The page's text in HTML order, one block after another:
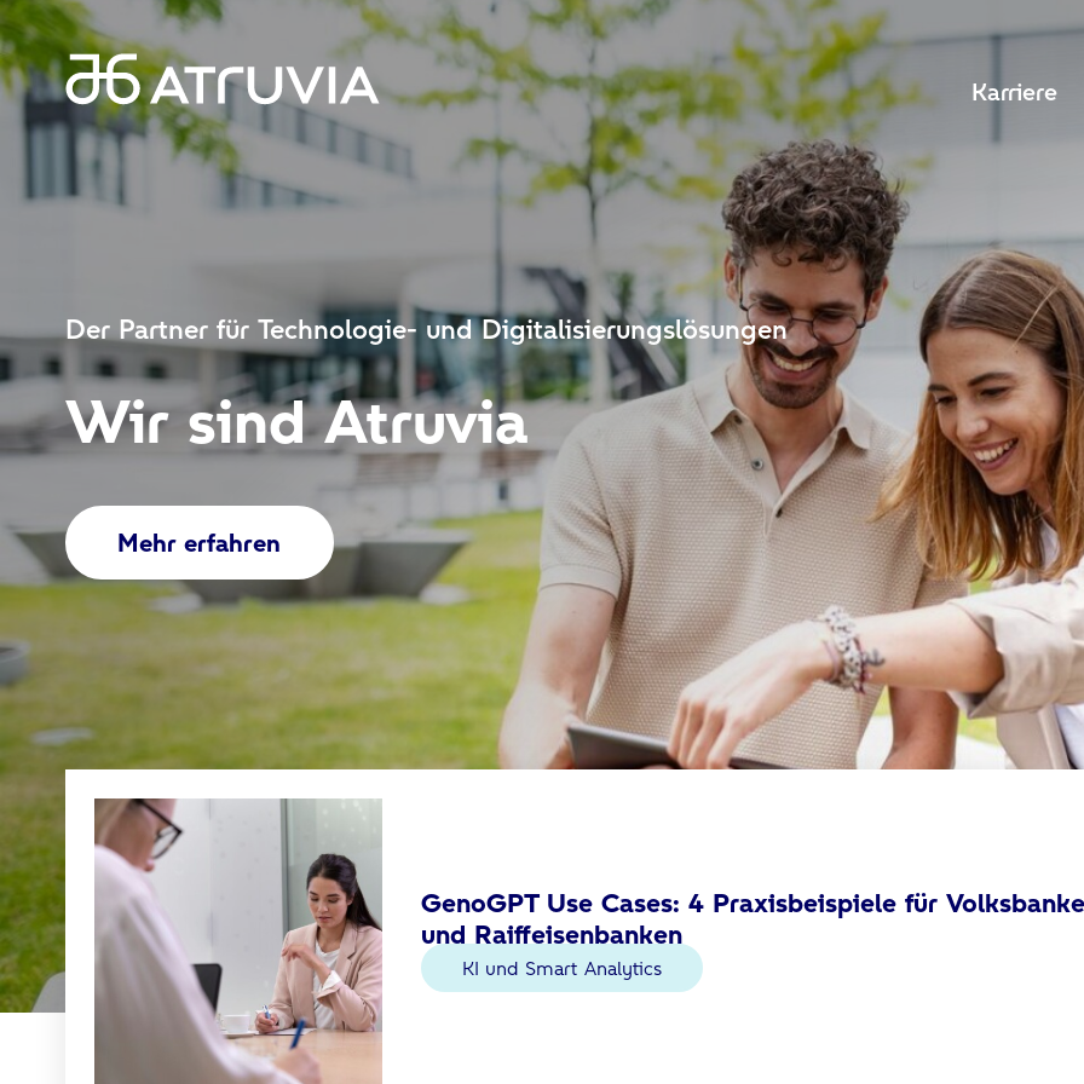
Karriere
Der Partner für Technologie- und Digitalisierungslösungen
Wir sind Atruvia
Mehr erfahren
GenoGPT Use Cases: 4 Praxisbeispiele für
und Raiffeisenbanken
KI und Smart Analytics